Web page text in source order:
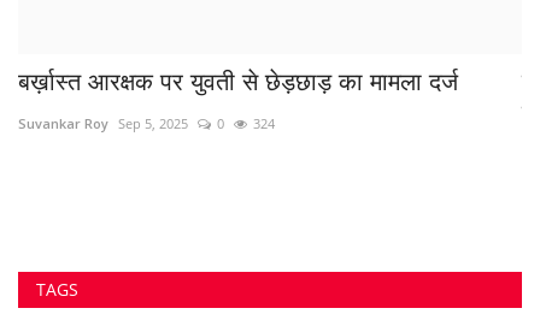
बर्ख़ास्त आरक्षक पर युवती से छेड़छाड़ का मामला दर्ज
Suvankar Roy Sep 5, 2025 0 324
TAGS